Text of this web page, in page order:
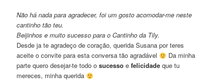
Não há nada para agradecer, foi um gosto acomodar-me neste
cantinho tão teu.
Beijinhos e muito sucesso para o Cantinho da Tily.
Desde ja te agradeço de coração, querida Susana por teres
aceite o convite para esta conversa tão agradável
Da minha
parte quero desejar-te todo osucesso efelicidade que tu
mereces, minha querida